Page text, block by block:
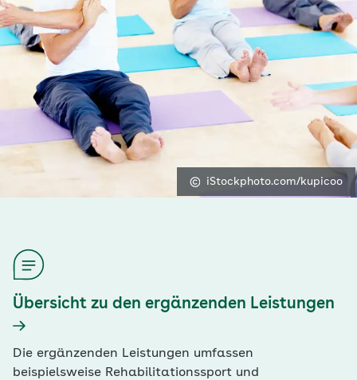
iStockphoto.com/kupicoo
Themen für das
Übersicht zu den ergänzenden Leistungen
Die ergänzenden Leistungen umfassen
beispielsweise Rehabilitationssport und